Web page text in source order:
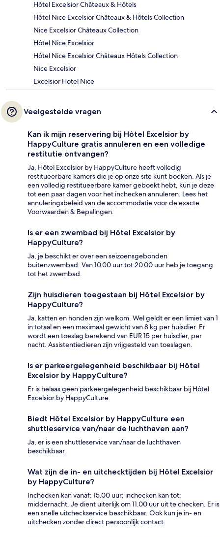
Hôtel Excelsior Châteaux & Hôtels
Hôtel Nice Excelsior Châteaux & Hôtels Collection
Nice Excelsior Châteaux Collection
Hôtel Nice Excelsior
Hôtel Nice Excelsior Châteaux Hôtels Collection
Nice Excelsior
Excelsior Hotel Nice
Veelgestelde vragen
Kan ik mijn reservering bij Hôtel Excelsior by
HappyCulture gratis annuleren en een volledige
restitutie ontvangen?
Ja, Hôtel Excelsior by HappyCulture heeft volledig
restitueerbare kamers die je op onze site kunt boeken. Als je
een volledig restitueerbare kamer geboekt hebt, kun je deze
tot een paar dagen voor het inchecken annuleren. Lees het
annuleringsbeleid van de accommodatie voor de exacte
Voorwaarden & Bepalingen.
Is er een zwembad bij Hôtel Excelsior by
HappyCulture?
Ja, je beschikt er over een seizoensgebonden
buitenzwembad. Van 10.00 uur tot 20.00 uur heb je toegang
tot het zwembad.
Zijn huisdieren toegestaan bij Hôtel Excelsior by
HappyCulture?
Ja, katten en honden zijn welkom. Wel geldt er een limiet van 1
in totaal en een maximaal gewicht van 8 kg per huisdier. Er
wordt een toeslag berekend van EUR 15 per huisdier, per
nacht. Assistentiedieren zijn vrijgesteld van toeslagen.
Is er parkeergelegenheid beschikbaar bij Hôtel
Excelsior by HappyCulture?
Er is helaas geen parkeergelegenheid beschikbaar bij Hôtel
Excelsior by HappyCulture.
Biedt Hôtel Excelsior by HappyCulture een
shuttleservice van/naar de luchthaven aan?
Ja, er is een shuttleservice van/naar de luchthaven
beschikbaar.
Wat zijn de in- en uitchecktijden bij Hôtel Excelsior
by HappyCulture?
Inchecken kan vanaf: 15.00 uur; inchecken kan tot:
middernacht. Je dient uiterlijk om 11.00 uur uit te checken. Er is
een snelle uitcheckservice beschikbaar. Ook kun je in- en
uitchecken zonder direct persoonlijk contact.